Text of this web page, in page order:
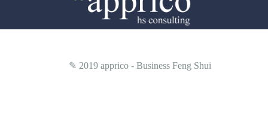
✎ 2019 apprico - Business Feng Shui